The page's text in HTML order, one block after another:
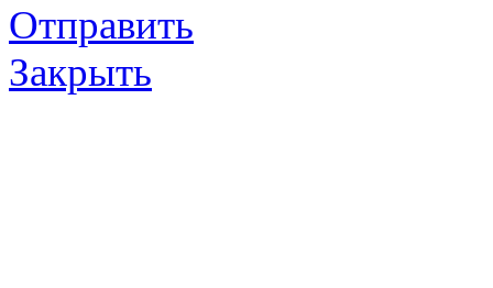
Отправить
Закрыть